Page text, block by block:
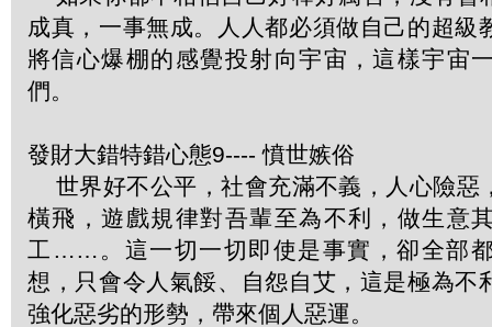
成真，一事無成。人人都必須做自己的超級
將信心爆棚的感覺投射向宇宙，這樣宇宙
們。
發財大錯特錯心態9---- 憤世嫉俗
世界好不公平，社會充滿不義，人心險惡
橫飛，遊戲規律對吾輩至為不利，做生意
工……。這一切一切即使是事實，卻全部
想，只會令人氣餒、自怨自艾，這是極為不
強化惡劣的形勢，帶來個人惡運。